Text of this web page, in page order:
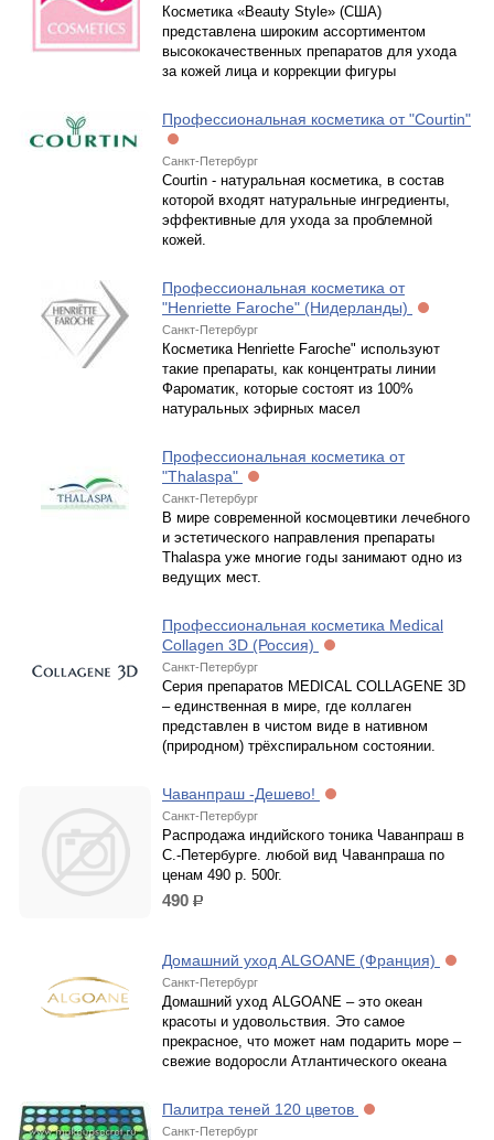
Косметика «Beauty Style» (США)
представлена широким ассортиментом
высококачественных препаратов для ухода
за кожей лица и коррекции фигуры
Профессиональная косметика от "Courtin"
Санкт-Петербург
Courtin - натуральная косметика, в состав
которой входят натуральные ингредиенты,
эффективные для ухода за проблемной
кожей.
Профессиональная косметика от
"Henriette Faroche" (Нидерланды)
Санкт-Петербург
Косметика Henriette Faroche" используют
такие препараты, как концентраты линии
Фароматик, которые состоят из 100%
натуральных эфирных масел
Профессиональная косметика от
"Thalaspa"
Санкт-Петербург
В мире современной космоцевтики лечебного
и эстетического направления препараты
Thalaspa уже многие годы занимают одно из
ведущих мест.
Профессиональная косметика Medical
Collagen 3D (Россия)
Санкт-Петербург
Серия препаратов MEDICAL COLLAGENE 3D
– единственная в мире, где коллаген
представлен в чистом виде в нативном
(природном) трёхспиральном состоянии.
Чаванпраш -Дешево!
Санкт-Петербург
Распродажа индийского тоника Чаванпраш в
С.-Петербурге. любой вид Чаванпраша по
ценам 490 р. 500г.
490 р.
Домашний уход ALGOANE (Франция)
Санкт-Петербург
Домашний уход ALGOANE – это океан
красоты и удовольствия. Это самое
прекрасное, что может нам подарить море –
свежие водоросли Атлантического океана
Палитра теней 120 цветов
Санкт-Петербург